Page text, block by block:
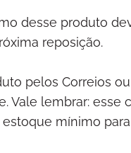
desse produto
reposição.
pelos Correios
Vale lembrar:
mínimo